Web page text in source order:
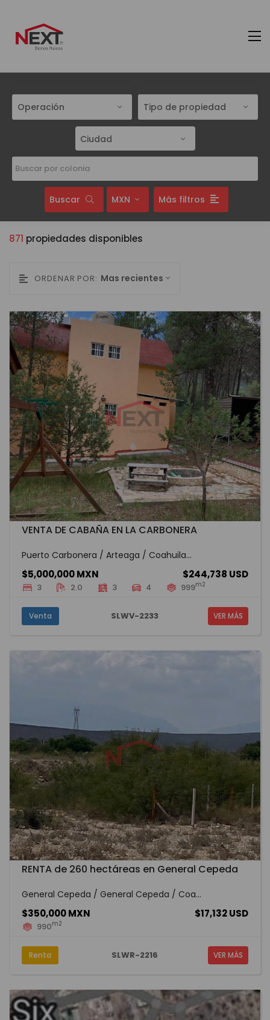
Operación Tipo de propiedad
Ciudad
Buscar MXN Más filtros
871 propiedades disponibles
ORDENAR POR: Mas recientes
VENTA DE CABAÑA EN LA CARBONERA
Puerto Carbonera / Arteaga / Coahuila...
$5,000,000 MXN $244,738 USD
3 2.0 3 4 999m2
Venta SLWV-2233 VER MÁS
RENTA de 260 hectáreas en General Cepeda
General Cepeda / General Cepeda / Coa...
$350,000 MXN $17,132 USD
990m2
Renta SLWR-2216 VER MÁS